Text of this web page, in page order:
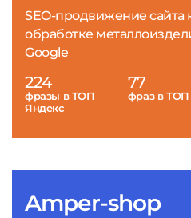
Amper-shop
SEO-продвижение
обработке
Google
224
фразы в ТОП
Яндекс
77
фраз в ТОП